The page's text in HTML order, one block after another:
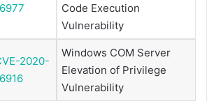
Code Execution
Vulnerability
2020-
Windows COM Server
Elevation of Privilege
Vulnerability